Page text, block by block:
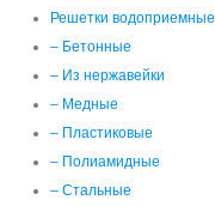
Решетки водоприемные
– Бетонные
– Из нержавейки
– Медные
– Пластиковые
– Полиамидные
– Стальные